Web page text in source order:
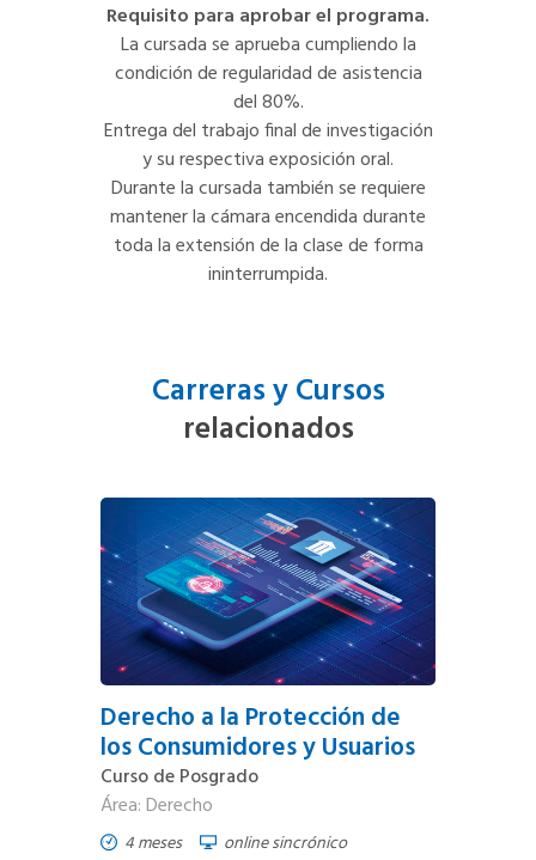
Requisito para aprobar el programa.
La cursada se aprueba cumpliendo la
condición de regularidad de asistencia
del 80%.
Entrega del trabajo final de investigación
y su respectiva exposición oral.
Durante la cursada también se requiere
mantener la cámara encendida durante
toda la extensión de la clase de forma
ininterrumpida.
Carreras y Cursos
relacionados
Derecho a la Protección de
los Consumidores y Usuarios
Curso de Posgrado
Área: Derecho
4 meses online sincrónico